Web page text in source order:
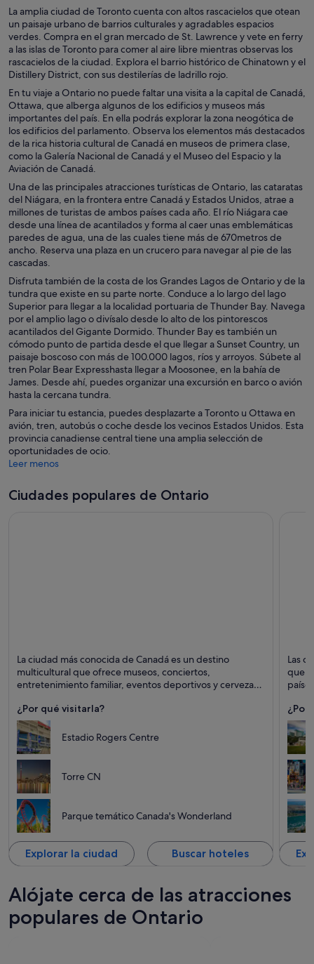
La amplia ciudad de Toronto cuenta con altos rascacielos que otean
un paisaje urbano de barrios culturales y agradables espacios
verdes. Compra en el gran mercado de St. Lawrence y vete en ferry
a las islas de Toronto para comer al aire libre mientras observas los
rascacielos de la ciudad. Explora el barrio histórico de Chinatown y el
Distillery District, con sus destilerías de ladrillo rojo.
En tu viaje a Ontario no puede faltar una visita a la capital de Canadá,
Ottawa, que alberga algunos de los edificios y museos más
importantes del país. En ella podrás explorar la zona neogótica de
los edificios del parlamento. Observa los elementos más destacados
de la rica historia cultural de Canadá en museos de primera clase,
como la Galería Nacional de Canadá y el Museo del Espacio y la
Aviación de Canadá.
Una de las principales atracciones turísticas de Ontario, las cataratas
del Niágara, en la frontera entre Canadá y Estados Unidos, atrae a
millones de turistas de ambos países cada año. El río Niágara cae
desde una línea de acantilados y forma al caer unas emblemáticas
paredes de agua, una de las cuales tiene más de 670metros de
ancho. Reserva una plaza en un crucero para navegar al pie de las
cascadas.
Disfruta también de la costa de los Grandes Lagos de Ontario y de la
tundra que existe en su parte norte. Conduce a lo largo del lago
Superior para llegar a la localidad portuaria de Thunder Bay. Navega
por el amplio lago o divísalo desde lo alto de los pintorescos
acantilados del Gigante Dormido. Thunder Bay es también un
cómodo punto de partida desde el que llegar a Sunset Country, un
paisaje boscoso con más de 100.000 lagos, ríos y arroyos. Súbete al
tren Polar Bear Expresshasta llegar a Moosonee, en la bahía de
James. Desde ahí, puedes organizar una excursión en barco o avión
hasta la cercana tundra.
Para iniciar tu estancia, puedes desplazarte a Toronto u Ottawa en
avión, tren, autobús o coche desde los vecinos Estados Unidos. Esta
provincia canadiense central tiene una amplia selección de
oportunidades de ocio.
Leer menos
Ciudades populares de Ontario
Puntos fuertes: Ocio, Teatros y Museos
La ciudad más conocida de Canadá es un destino
multicultural que ofrece museos, conciertos,
entretenimiento familiar, eventos deportivos y cervezas
¿Por qué visitarla?
Estadio Rogers Centre
Torre CN
Parque temático Canada's Wonderland
Explorar la ciudad Buscar hoteles
Las
que,
¿Por
Alójate cerca de las atracciones
populares de Ontario